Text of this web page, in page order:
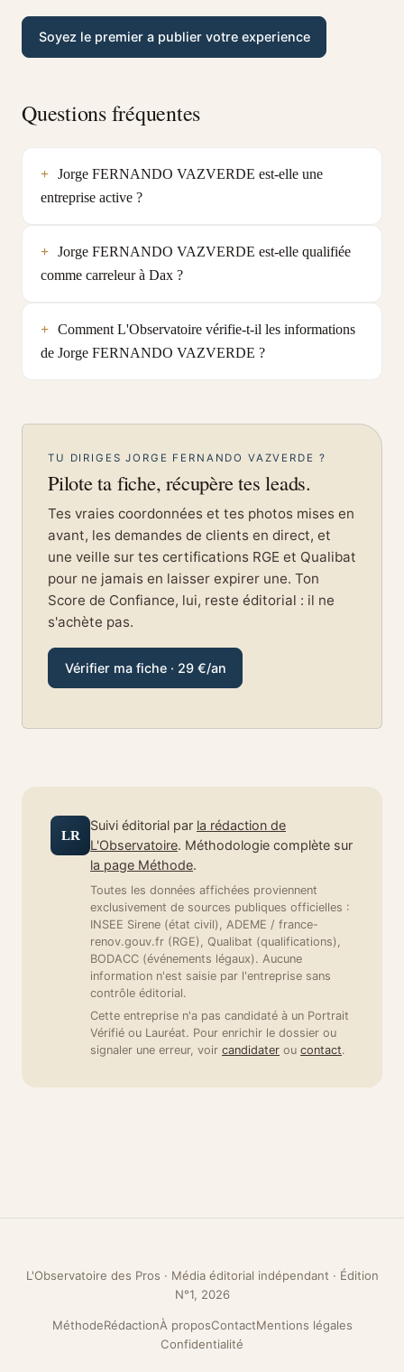
Soyez le premier a publier votre experience
Questions fréquentes
Jorge FERNANDO VAZVERDE est-elle une
entreprise active ?
Jorge FERNANDO VAZVERDE est-elle qualifiée
comme carreleur à Dax ?
Comment L'Observatoire vérifie-t-il les informations
de Jorge FERNANDO VAZVERDE ?
TU DIRIGES JORGE FERNANDO VAZVERDE ?
Pilote ta fiche, récupère tes leads.
Tes vraies coordonnées et tes photos mises en
avant, les demandes de clients en direct, et
une veille sur tes certifications RGE et Qualibat
pour ne jamais en laisser expirer une. Ton
Score de Confiance, lui, reste éditorial : il ne
s'achète pas.
Vérifier ma fiche · 29 €/an
LR
Suivi éditorial par la rédaction de
L'Observatoire. Méthodologie complète sur
la page Méthode.
Toutes les données affichées proviennent
exclusivement de sources publiques officielles :
INSEE Sirene (état civil), ADEME / france-
renov.gouv.fr (RGE), Qualibat (qualifications),
BODACC (événements légaux). Aucune
information n'est saisie par l'entreprise sans
contrôle éditorial.
Cette entreprise n'a pas candidaté à un Portrait
Vérifié ou Lauréat. Pour enrichir le dossier ou
signaler une erreur, voir candidater ou contact.
L'Observatoire des Pros · Média éditorial indépendant · Édition
N°1, 2026
MéthodeRédactionÀ proposContactMentions légales
Confidentialité